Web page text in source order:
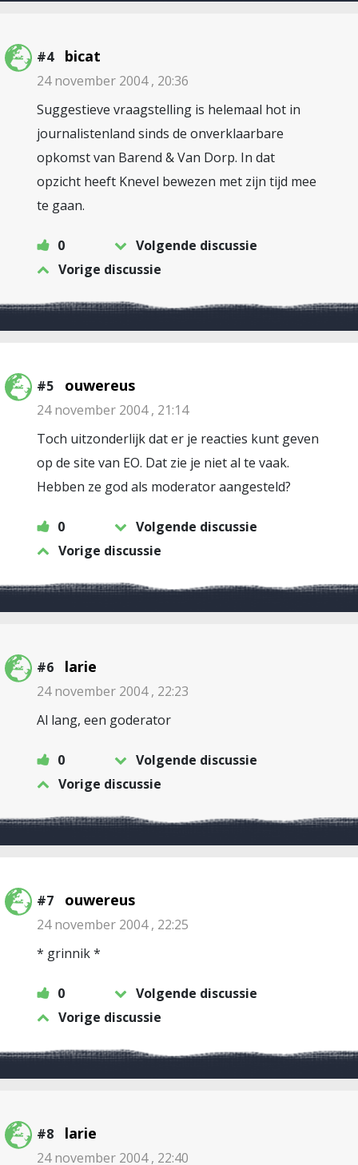
#4 bicat
24 november 2004 , 20:36
Suggestieve vraagstelling is helemaal hot in
journalistenland sinds de onverklaarbare
opkomst van Barend & Van Dorp. In dat
opzicht heeft Knevel bewezen met zijn tijd mee
te gaan.
0
Volgende discussie
Vorige discussie
#5 ouwereus
24 november 2004 , 21:14
Toch uitzonderlijk dat er je reacties kunt geven
op de site van EO. Dat zie je niet al te vaak.
Hebben ze god als moderator aangesteld?
0
Volgende discussie
Vorige discussie
#6 larie
24 november 2004 , 22:23
Al lang, een goderator
0
Volgende discussie
Vorige discussie
#7 ouwereus
24 november 2004 , 22:25
* grinnik *
0
Volgende discussie
Vorige discussie
#8 larie
24 november 2004 , 22:40